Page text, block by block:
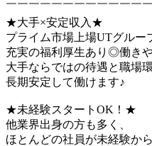
￣￣￣￣￣￣￣￣￣￣￣￣
★大手×安定収入★
プライム市場上場UTグルー
充実の福利厚生あり◎働き
大手ならではの待遇と職場
長期安定して働けます♪
★未経験スタートOK！★
他業界出身の方も多く、
ほとんどの社員が未経験か